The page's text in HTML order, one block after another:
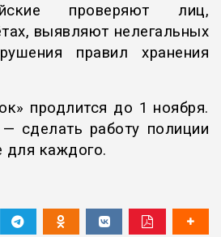
проверяют лиц,
выявляют нелегальных
правил хранения
продлится до 1 ноября.
сделать работу полиции
для каждого.